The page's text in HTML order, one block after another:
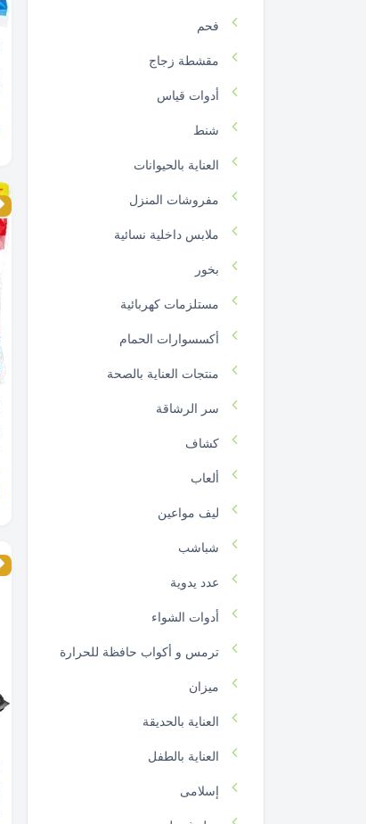
فحم
مقشطة زجاج
أدوات قياس
شنط
العناية بالحيوانات
مفروشات المنزل
ملابس داخلية نسائية
بخور
مستلزمات كهربائية
أكسسوارات الحمام
منتجات العناية بالصحة
سر الرشاقة
كشاف
ألعاب
ليف مواعين
شباشب
عدد يدوية
أدوات الشواء
ترمس و أكواب حافظة للحرارة
ميزان
العناية بالحديقة
العناية بالطفل
إسلامى